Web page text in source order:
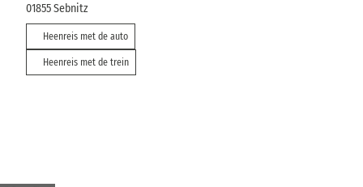
01855Sebnitz
Heenreis met de auto
Heenreis met de trein